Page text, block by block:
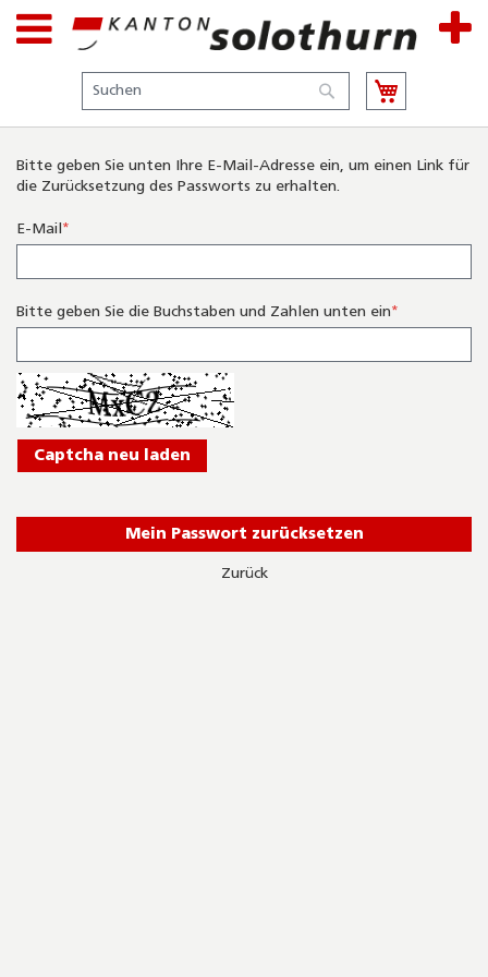
Suche
Suche
Bitte geben Sie unten Ihre E-Mail-Adresse ein, um einen Link für
die Zurücksetzung des Passworts zu erhalten.
E-Mail
Bitte geben Sie die Buchstaben und Zahlen unten ein
Captcha neu laden
Mein Passwort zurücksetzen
Zurück